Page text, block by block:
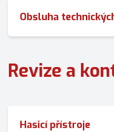
Obsluha
Revize a
Hasicí přístroje